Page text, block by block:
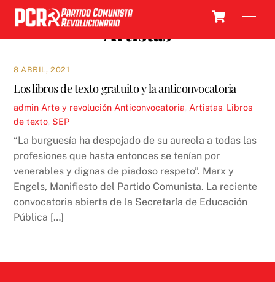
Skip
content
Artistas
8 ABRIL, 2021
Los libros de texto gratuito y la anticonvocatoria
admin Arte y revolución Anticonvocatoria Artistas Libros
de texto SEP
“La burguesía ha despojado de su aureola a todas las
profesiones que hasta entonces se tenían por
venerables y dignas de piadoso respeto”. Marx y
Engels, Manifiesto del Partido Comunista. La reciente
convocatoria abierta de la Secretaría de Educación
Pública […]